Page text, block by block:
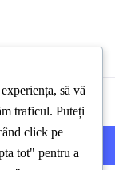
NEXT POST
să vă
traficul. Puteți
click pe
tot" pentru a